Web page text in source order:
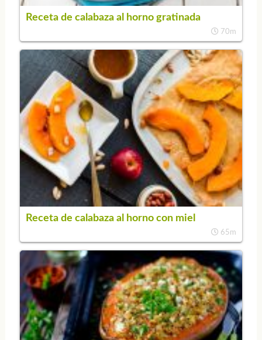
Receta de calabaza al horno gratinada
70m
Receta de calabaza al horno con miel
65m